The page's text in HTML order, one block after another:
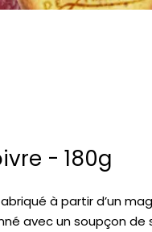
- 180g
à partir d’un
avec un soupçon de